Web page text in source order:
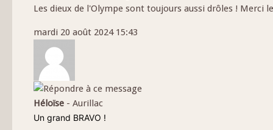
Les dieux de l'Olympe sont toujours aussi drôles !
mardi 20 août 2024 15:43
Héloïse - Aurillac
Un grand BRAVO !